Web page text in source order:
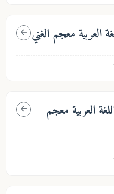
معجم الغني
العربية معجم